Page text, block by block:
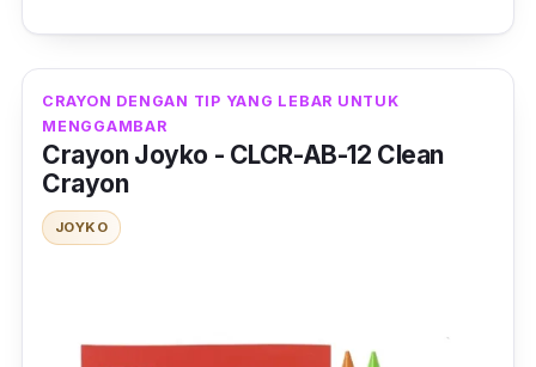
bahkan permukaan yang lebih kasar. Tekstur
ini juga memudahkan penggabungan dan
pencampuran warna untuk menciptakan efek
yang menarik dan menciptakan karya seni
dengan perpaduan nuansa yang indah.
teknik sepertiimpastoatauscrapping
lembut,
CRAYON DENGAN TIP YANG LEBAR UNTUK
MENGGAMBAR
Crayon Joyko - CLCR-AB-12 Clean
Crayon
JOYKO